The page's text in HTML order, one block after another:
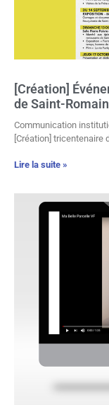
[Création]
de Saint-
Communication
[Création] tricentenaire
Lire la suite »